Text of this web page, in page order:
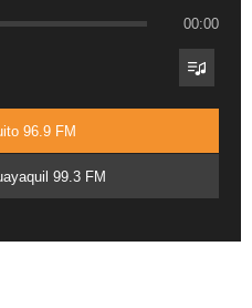
00:00
96.9 FM
99.3 FM